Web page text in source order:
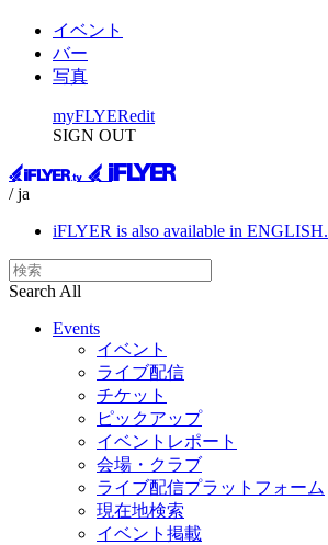
イベント
バー
写真
myFLYERedit
SIGN OUT
/ ja
iFLYER is also available in ENGLISH.
Search All
Events
イベント
ライブ配信
チケット
ピックアップ
イベントレポート
会場・クラブ
ライブ配信プラットフォーム
現在地検索
イベント掲載